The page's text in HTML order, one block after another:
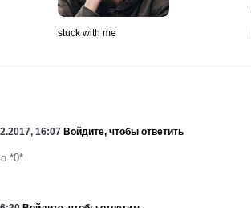
stuck with me
16:07 Войдите, чтобы ответить
*0*